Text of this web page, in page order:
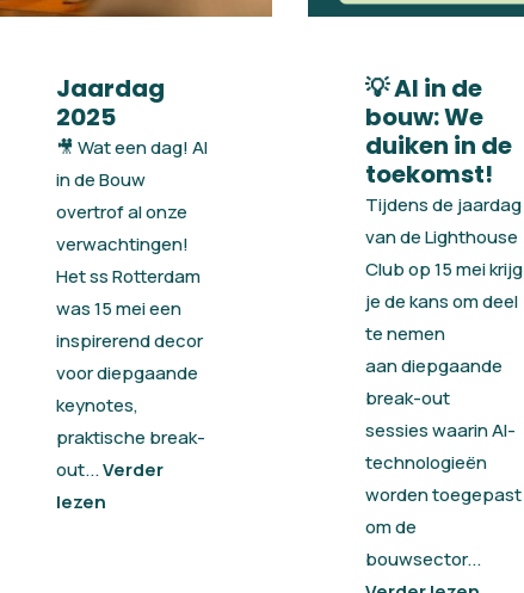
Jaardag
2025
🎥 Wat een dag! AI
in de Bouw
overtrof al onze
verwachtingen!
Het ss Rotterdam
was 15 mei een
inspirerend decor
voor diepgaande
keynotes,
praktische break-
out...Verder
lezen
💡 AI in de
bouw: We
duiken in de
toekomst!
Tijdens de jaardag
van de Lighthouse
Club op 15 mei krijg
je de kans om deel
te nemen
aan diepgaande
break-out
sessies waarin AI-
technologieën
worden toegepast
om de
bouwsector...